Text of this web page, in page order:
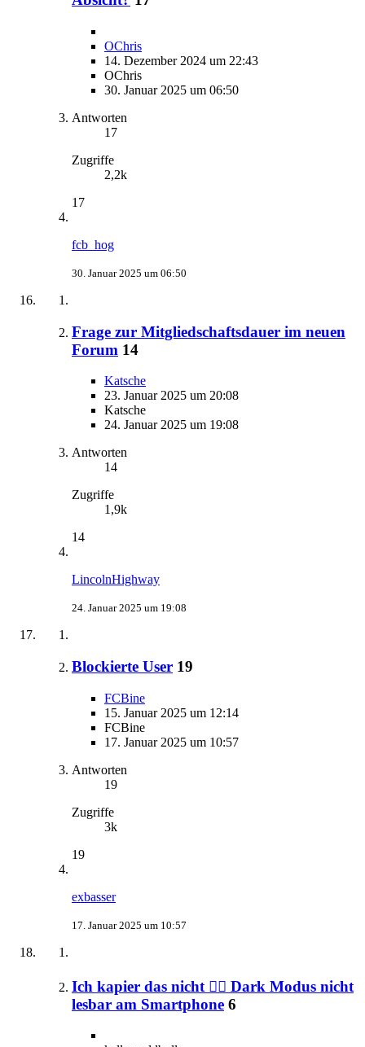
OChris
14. Dezember 2024 um 22:43
OChris
30. Januar 2025 um 06:50
Antworten
17
Zugriffe
2,2k
17
fcb_hog
30. Januar 2025 um 06:50
Frage zur Mitgliedschaftsdauer im neuen
Forum 14
Katsche
23. Januar 2025 um 20:08
Katsche
24. Januar 2025 um 19:08
Antworten
14
Zugriffe
1,9k
14
LincolnHighway
24. Januar 2025 um 19:08
Blockierte User 19
FCBine
15. Januar 2025 um 12:14
FCBine
17. Januar 2025 um 10:57
Antworten
19
Zugriffe
3k
19
exbasser
17. Januar 2025 um 10:57
Ich kapier das nicht 🤷‍♂️ Dark Modus nicht
lesbar am Smartphone 6